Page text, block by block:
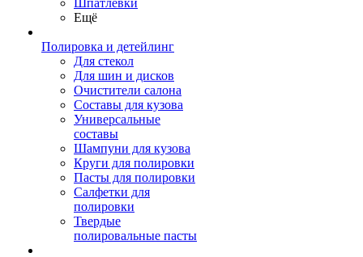
Шпатлевки
Ещё
Полировка и детейлинг
Для стекол
Для шин и дисков
Очистители салона
Составы для кузова
Универсальные
составы
Шампуни для кузова
Круги для полировки
Пасты для полировки
Салфетки для
полировки
Твердые
полировальные пасты